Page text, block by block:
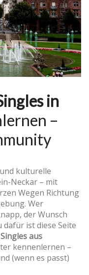
in
–
kulturelle
Neckar – mit
Wegen Richtung
Wer
der Wunsch
dafür ist diese Seite
aus
kennenlernen –
(wenn es passt)